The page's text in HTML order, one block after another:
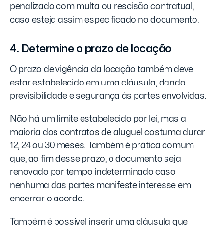
penalizado com multa ou rescisão contratual,
caso esteja assim especificado no documento.
4. Determine o prazo de locação
O prazo de vigência da locação também deve
estar estabelecido em uma cláusula, dando
previsibilidade e segurança às partes envolvidas.
Não há um limite estabelecido por lei, mas a
maioria dos contratos de aluguel costuma durar
12, 24 ou 30 meses. Também é prática comum
que, ao fim desse prazo, o documento seja
renovado por tempo indeterminado caso
nenhuma das partes manifeste interesse em
encerrar o acordo.
Também é possível inserir uma cláusula que